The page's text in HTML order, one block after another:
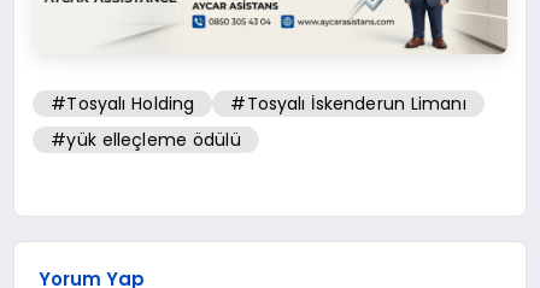
#Tosyalı Holding
#Tosyalı İskenderun Limanı
#yük elleçleme ödülü
Yorum Yap